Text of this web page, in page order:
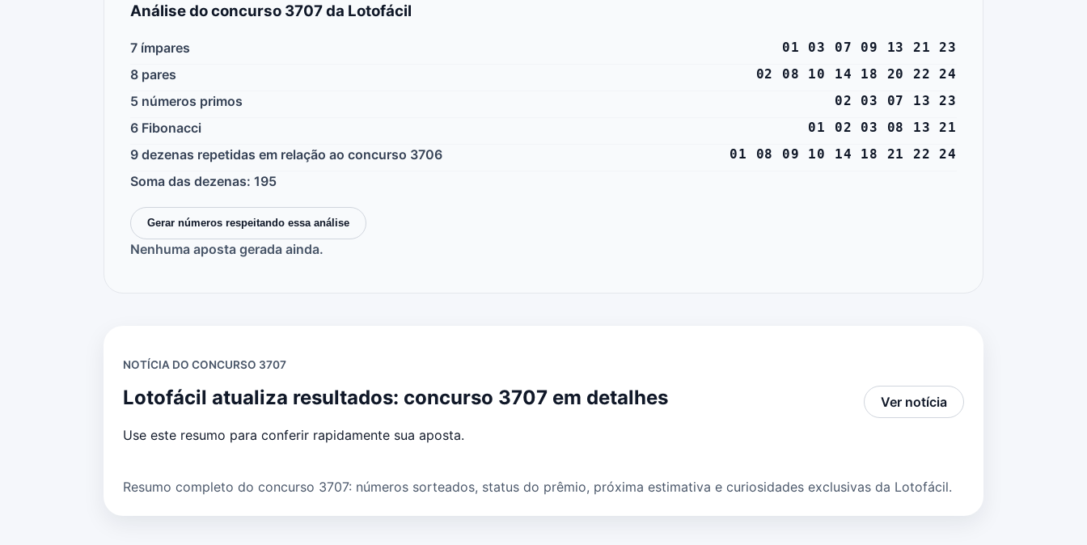
Análise do concurso 3707 da Lotofácil
7 ímpares 01 03 07 09 13 21 23
8 pares 02 08 10 14 18 20 22 24
5 números primos 02 03 07 13 23
6 Fibonacci 01 02 03 08 13 21
9 dezenas repetidas em relação ao concurso 3706 01 08 09 10 14 18 21 22 24
Soma das dezenas: 195
Gerar números respeitando essa análise
Nenhuma aposta gerada ainda.
NOTÍCIA DO CONCURSO 3707
Lotofácil atualiza resultados: concurso 3707 em detalhes
Use este resumo para conferir rapidamente sua aposta.
Ver notícia
Resumo completo do concurso 3707: números sorteados, status do prêmio, próxima estimativa e curiosidades exclusivas da Lotofácil.